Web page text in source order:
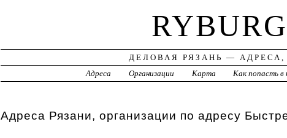
ДЕЛОВАЯ РЯЗАНЬ — АДРЕСА,
Адреса
Организации Карта Как попасть в
Адреса Рязани, организации по адресу